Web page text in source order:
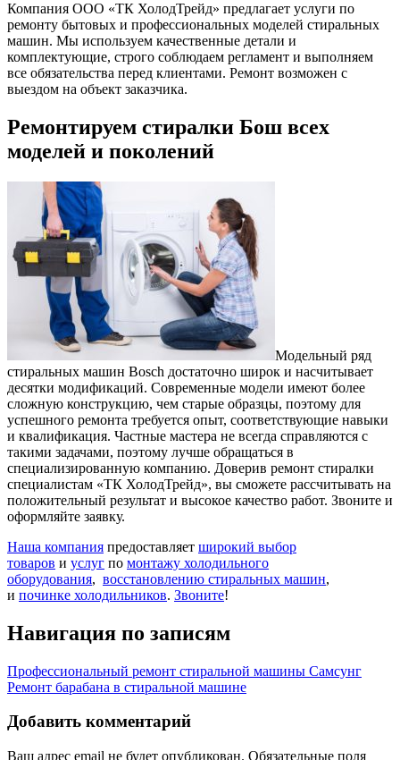
Компания ООО «ТК ХолодТрейд» предлагает услуги по
ремонту бытовых и профессиональных моделей стиральных
машин. Мы используем качественные детали и
комплектующие, строго соблюдаем регламент и выполняем
все обязательства перед клиентами. Ремонт возможен с
выездом на объект заказчика.
Ремонтируем стиралки Бош всех
моделей и поколений
Модельный ряд
стиральных машин Bosch достаточно широк и насчитывает
десятки модификаций. Современные модели имеют более
сложную конструкцию, чем старые образцы, поэтому для
успешного ремонта требуется опыт, соответствующие навыки
и квалификация. Частные мастера не всегда справляются с
такими задачами, поэтому лучше обращаться в
специализированную компанию. Доверив ремонт стиралки
специалистам «ТК ХолодТрейд», вы сможете рассчитывать на
положительный результат и высокое качество работ. Звоните и
оформляйте заявку.
Наша компания предоставляет широкий выбор
товаров и услуг по монтажу холодильного
оборудования, восстановлению стиральных машин,
и починке холодильников. Звоните!
Навигация по записям
Профессиональный ремонт стиральной машины Самсунг
Ремонт барабана в стиральной машине
Добавить комментарий
Ваш адрес email не будет опубликован. Обязательные поля